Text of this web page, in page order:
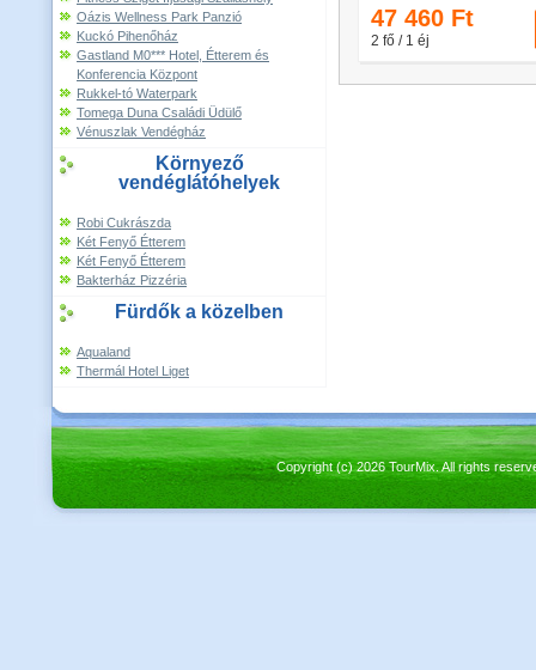
Oázis Wellness Park Panzió
Kuckó Pihenőház
Gastland M0*** Hotel, Étterem és
Konferencia Központ
Rukkel-tó Waterpark
Tomega Duna Családi Üdülő
Vénuszlak Vendégház
Környező
vendéglátóhelyek
Robi Cukrászda
Két Fenyő Étterem
Két Fenyő Étterem
Bakterház Pizzéria
Fürdők a közelben
Aqualand
Thermál Hotel Liget
Copyright (c) 2026 TourMix. All rights